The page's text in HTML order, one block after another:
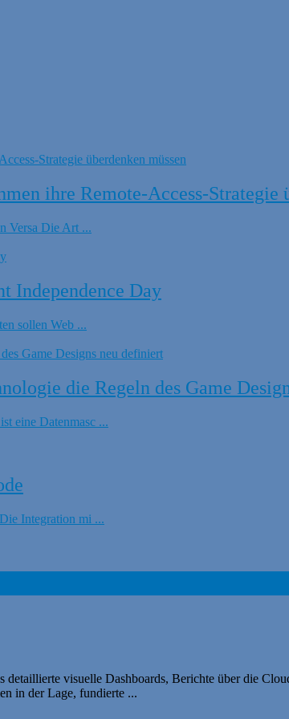
ihre Remote-Access-Strategie
Versa Die Art ...
Independence Day
sollen Web ...
die Regeln des Game
eine Datenmasc ...
Integration mi ...
visuelle Dashboards, Berichte über die
in der Lage, fundierte ...